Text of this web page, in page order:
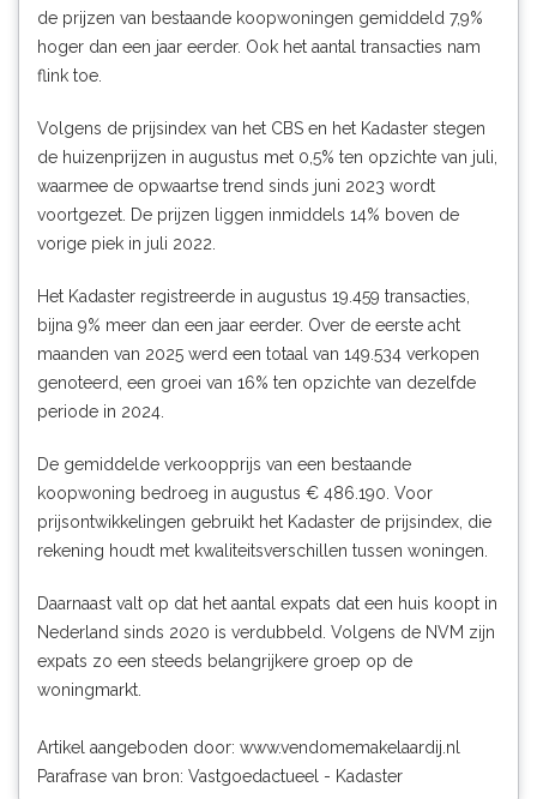
de prijzen van bestaande koopwoningen gemiddeld 7,9%
hoger dan een jaar eerder. Ook het aantal transacties nam
flink toe.
Volgens de prijsindex van het CBS en het Kadaster stegen
de huizenprijzen in augustus met 0,5% ten opzichte van juli,
waarmee de opwaartse trend sinds juni 2023 wordt
voortgezet. De prijzen liggen inmiddels 14% boven de
vorige piek in juli 2022.
Het Kadaster registreerde in augustus 19.459 transacties,
bijna 9% meer dan een jaar eerder. Over de eerste acht
maanden van 2025 werd een totaal van 149.534 verkopen
genoteerd, een groei van 16% ten opzichte van dezelfde
periode in 2024.
De gemiddelde verkoopprijs van een bestaande
koopwoning bedroeg in augustus € 486.190. Voor
prijsontwikkelingen gebruikt het Kadaster de prijsindex, die
rekening houdt met kwaliteitsverschillen tussen woningen.
Daarnaast valt op dat het aantal expats dat een huis koopt in
Nederland sinds 2020 is verdubbeld. Volgens de NVM zijn
expats zo een steeds belangrijkere groep op de
woningmarkt.
Artikel aangeboden door: www.vendomemakelaardij.nl
Parafrase van bron: Vastgoedactueel - Kadaster